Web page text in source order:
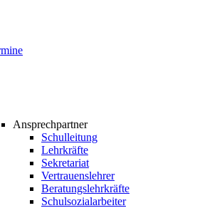
Ansprechpartner
Schulleitung
Lehrkräfte
Sekretariat
Vertrauenslehrer
Beratungslehrkräfte
Schulsozialarbeiter